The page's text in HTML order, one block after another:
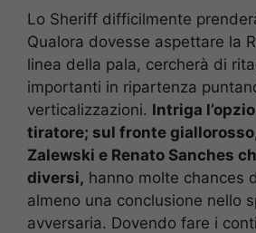
Lo Sheriff difficilmente
Qualora dovesse aspettare la
linea della pala, cercherà di
importanti in ripartenza
verticalizzazioni. Intriga
tiratore; sul fronte
Zalewski e Renato Sanches
diversi, hanno molte chances
almeno una conclusione nello
avversaria. Dovendo fare i